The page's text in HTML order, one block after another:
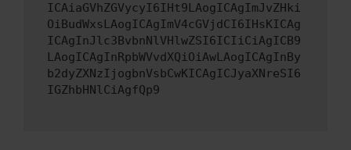
ICAiaGVhZGVycyI6IHt9LAogICAgImJvZHki
OiBudWxsLAogICAgImV4cGVjdCI6IHsKICAg
ICAgInJlc3BvbnNlVHlwZSI6ICIiCiAgICB9
LAogICAgInRpbWVvdXQiOiAwLAogICAgInBy
b2dyZXNzIjogbnVsbCwKICAgICJyaXNreSI6
IGZhbHNlCiAgfQp9